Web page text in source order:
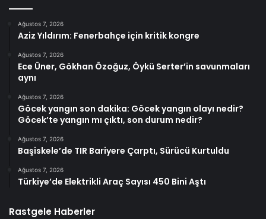
Ağustos 7, 2026
Aziz Yıldırım: Fenerbahçe için kritik kongre
Ağustos 7, 2026
Ece Üner, Gökhan Özoğuz, Öykü Serter’in savunmaları
aynı
Ağustos 7, 2026
Göcek yangın son dakika: Göcek yangın olayı nedir?
Göcek’te yangın mı çıktı, son durum nedir?
Ağustos 7, 2026
Başiskele’de TIR Bariyere Çarptı, Sürücü Kurtuldu
Ağustos 7, 2026
Türkiye’de Elektrikli Araç Sayısı 450 Bini Aştı
Rastgele Haberler